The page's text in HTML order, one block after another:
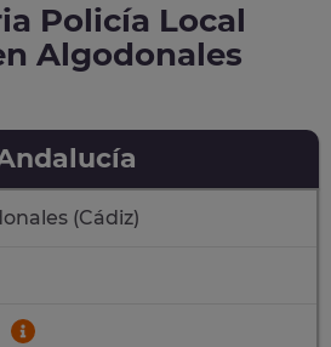
Policía Local
Algodonales
(Cádiz)